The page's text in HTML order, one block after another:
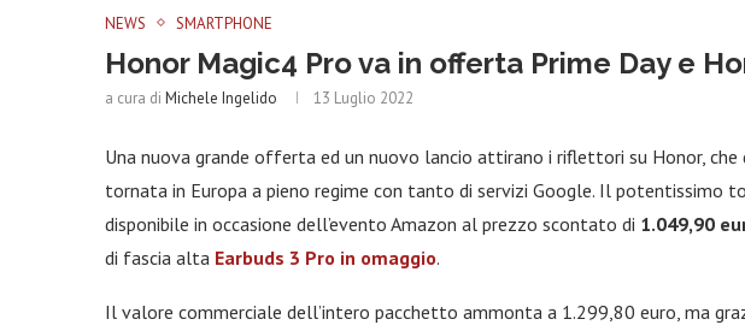
NEWS SMARTPHONE
Honor Magic4 Pro va in offerta Prime Day e
a cura di Michele Ingelido 13 Luglio 2022
Una nuova grande offerta ed un nuovo lancio attirano i riflettori su Honor, che
tornata in Europa a pieno regime con tanto di servizi Google. Il potentissimo
disponibile in occasione dell’evento Amazon al prezzo scontato di 1.049,90
di fascia alta Earbuds 3 Pro in omaggio.
Il valore commerciale dell’intero pacchetto ammonta a 1.299,80 euro, ma